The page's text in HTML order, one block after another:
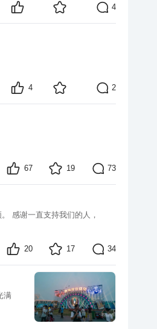
4
4 2
67 19 73
感谢一直支持我们的人，
20 17 34
满